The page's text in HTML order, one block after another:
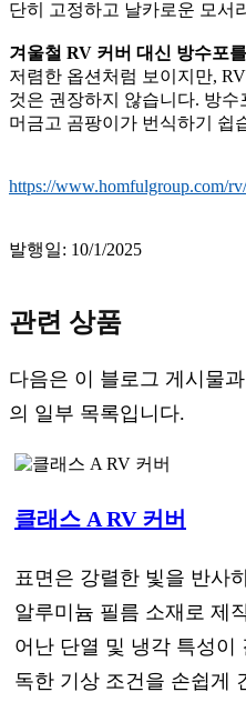
단히 고정하고 날카로운 모서
겨울철 RV 커버 대신 방수포
저렴한 옵션처럼 보이지만,
것은 권장하지 않습니다. 방
머금고 곰팡이가 번식하기 쉽
https://www.homfulgroup.com/
발행일: 10/1/2025
관련 상품
다음은 이 블로그 게시물
의 일부 목록입니다.
클래스 A RV 커버
표면은 강렬한 빛을 반사
알루미늄 필름 소재로 제
어난 단열 및 냉각 특성이
독한 기상 조건을 손쉽게